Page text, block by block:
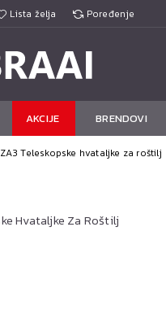
Lista želja Poređenje
AKCIJE BRENDOVI
ZA3 Teleskopske hvataljke za roštilj